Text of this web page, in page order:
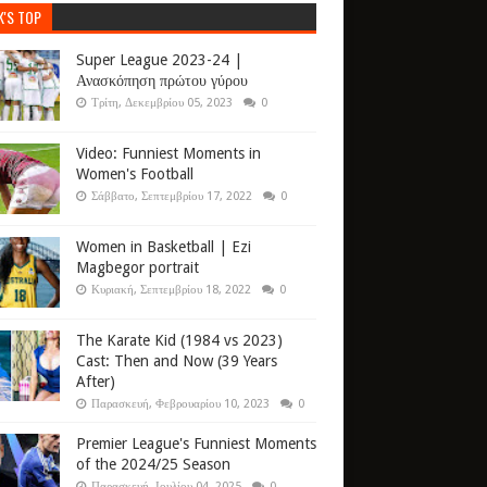
TOP
Super League 2023-24 |
Ανασκόπηση πρώτου γύρου
Τρίτη, Δεκεμβρίου 05, 2023 0
Video: Funniest Moments in
Women's Football
Σάββατο, Σεπτεμβρίου 17, 2022 0
Women in Basketball | Ezi
Magbegor portrait
Κυριακή, Σεπτεμβρίου 18, 2022 0
The Karate Kid (1984 vs 2023)
Cast: Then and Now (39 Years
After)
Παρασκευή, Φεβρουαρίου 10, 2023 0
Premier League's Funniest Moments
of the 2024/25 Season